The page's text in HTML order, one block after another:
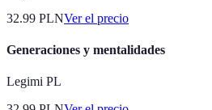
32.99 PLNVer el precio
Generaciones y mentalidades
Legimi PL